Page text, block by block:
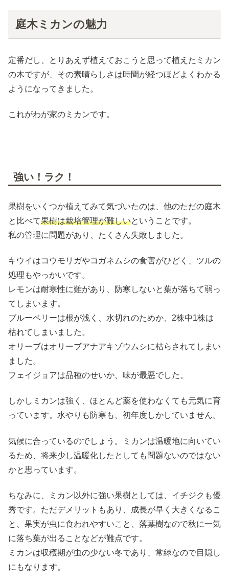
庭木ミカンの魅力
定番だし、とりあえず植えておこうと思って植えたミカン
の木ですが、その素晴らしさは時間が経つほどよくわかる
ようになってきました。
これがわが家のミカンです。
強い！ラク！
果樹をいくつか植えてみて気づいたのは、他のただの庭木
と比べて果樹は栽培管理が難しいということです。
私の管理に問題があり、たくさん失敗しました。
キウイはコウモリガやコガネムシの食害がひどく、ツルの
処理もやっかいです。
レモンは耐寒性に難があり、防寒しないと葉が落ちて弱っ
てしまいます。
ブルーベリーは根が浅く、水切れのためか、2株中1株は
枯れてしまいました。
オリーブはオリーブアナアキゾウムシに枯らされてしまい
ました。
フェイジョアは品種のせいか、味が最悪でした。
しかしミカンは強く、ほとんど薬を使わなくても元気に育
っています。水やりも防寒も、初年度しかしていません。
気候に合っているのでしょう。ミカンは温暖地に向いてい
るため、将来少し温暖化したとしても問題ないのではない
かと思っています。
ちなみに、ミカン以外に強い果樹としては、イチジクも優
秀です。ただデメリットもあり、成長が早く大きくなるこ
と、果実が虫に食われやすいこと、落葉樹なので秋に一気
に落ち葉が出ることなどが難点です。
ミカンは収穫期が虫の少ない冬であり、常緑なので目隠し
にもなります。